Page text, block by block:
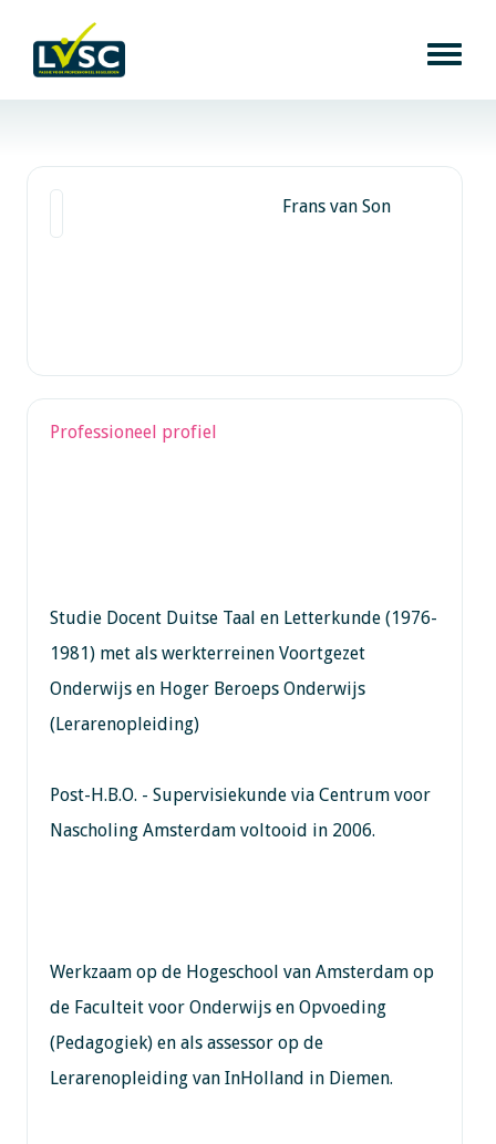
Frans van Son
Professioneel profiel
Studie Docent Duitse Taal en Letterkunde (1976-
1981) met als werkterreinen Voortgezet
Onderwijs en Hoger Beroeps Onderwijs
(Lerarenopleiding)
Post-H.B.O. - Supervisiekunde via Centrum voor
Nascholing Amsterdam voltooid in 2006.
Werkzaam op de Hogeschool van Amsterdam op
de Faculteit voor Onderwijs en Opvoeding
(Pedagogiek) en als assessor op de
Lerarenopleiding van InHolland in Diemen.